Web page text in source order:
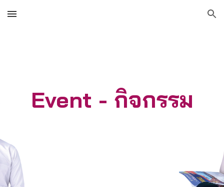
Skip to main content Skip to navigation
Event - กิจกรรม